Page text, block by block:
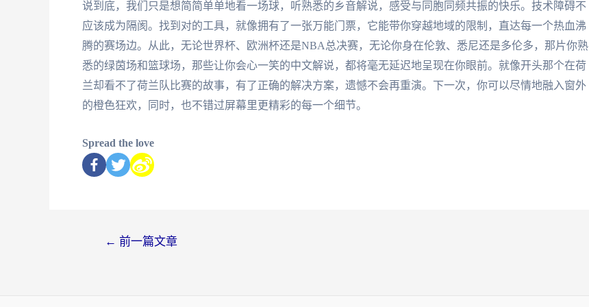
说到底，我们只是想简简单单地看一场球，听熟悉的乡音解说，感受与同胞同频共振的快乐。技术障碍不
应该成为隔阂。找到对的工具，就像拥有了一张万能门票，它能带你穿越地域的限制，直达每一个热血沸
腾的赛场边。从此，无论世界杯、欧洲杯还是NBA总决赛，无论你身在伦敦、悉尼还是多伦多，那片你熟
悉的绿茵场和篮球场，那些让你会心一笑的中文解说，都将毫无延迟地呈现在你眼前。就像开头那个在荷
兰却看不了荷兰队比赛的故事，有了正确的解决方案，遗憾不会再重演。下一次，你可以尽情地融入窗外
的橙色狂欢，同时，也不错过屏幕里更精彩的每一个细节。
Spread the love
← 前一篇文章